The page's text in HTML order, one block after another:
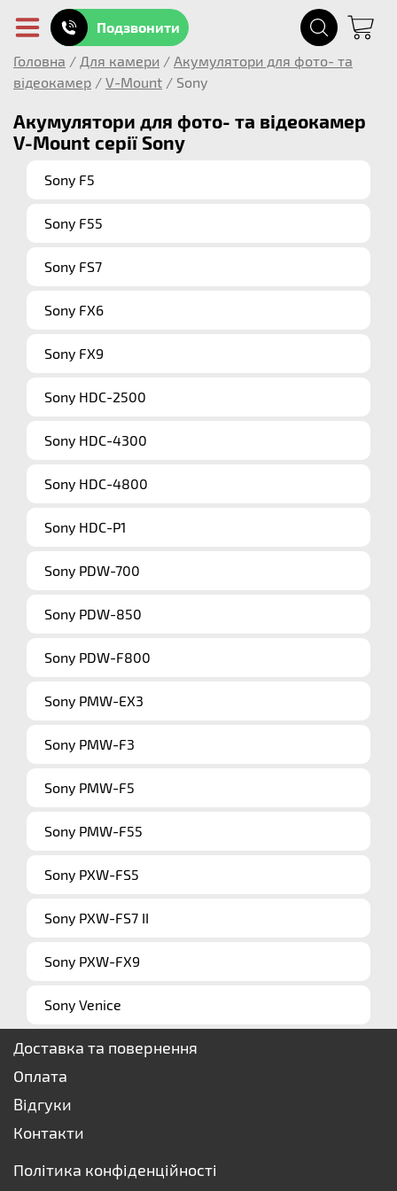
Подзвонити
Головна / Для камери / Акумулятори для фото- та
відеокамер / V-Mount / Sony
Акумулятори для фото- та відеокамер
V-Mount серії Sony
Sony F5
Sony F55
Sony FS7
Sony FX6
Sony FX9
Sony HDC-2500
Sony HDC-4300
Sony HDC-4800
Sony HDC-P1
Sony PDW-700
Sony PDW-850
Sony PDW-F800
Sony PMW-EX3
Sony PMW-F3
Sony PMW-F5
Sony PMW-F55
Sony PXW-FS5
Sony PXW-FS7 II
Sony PXW-FX9
Sony Venice
Доставка та повернення
Оплата
Відгуки
Контакти
Політика конфіденційності